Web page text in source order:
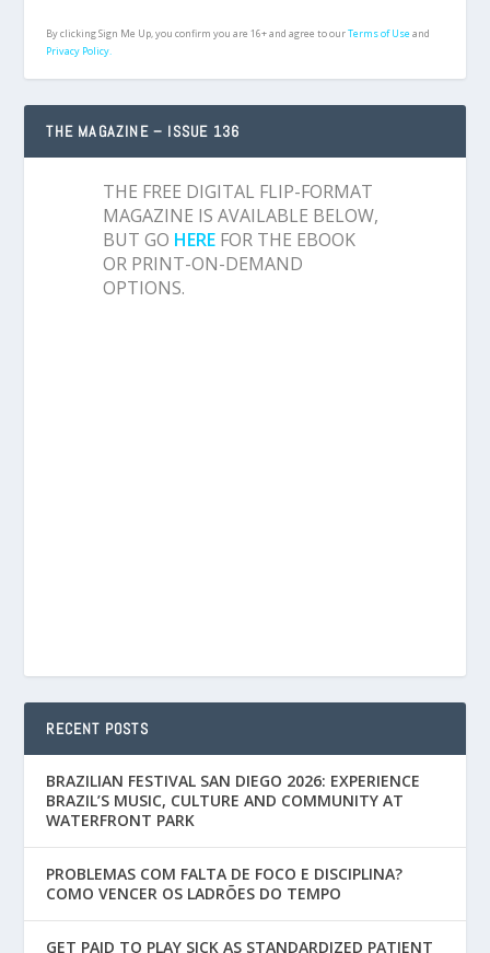
By clicking Sign Me Up, you confirm you are 16+ and agree to ourTerms of Useand
Privacy Policy.
THE MAGAZINE – ISSUE 136
THE FREE DIGITAL FLIP-FORMAT
MAGAZINE IS AVAILABLE BELOW,
BUT GO HERE FOR THE EBOOK
OR PRINT-ON-DEMAND
OPTIONS.
RECENT POSTS
BRAZILIAN FESTIVAL SAN DIEGO 2026: EXPERIENCE
BRAZIL’S MUSIC, CULTURE AND COMMUNITY AT
WATERFRONT PARK
PROBLEMAS COM FALTA DE FOCO E DISCIPLINA?
COMO VENCER OS LADRÕES DO TEMPO
GET PAID TO PLAY SICK AS STANDARDIZED PATIENT